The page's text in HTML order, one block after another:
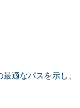
適なパスを示し、